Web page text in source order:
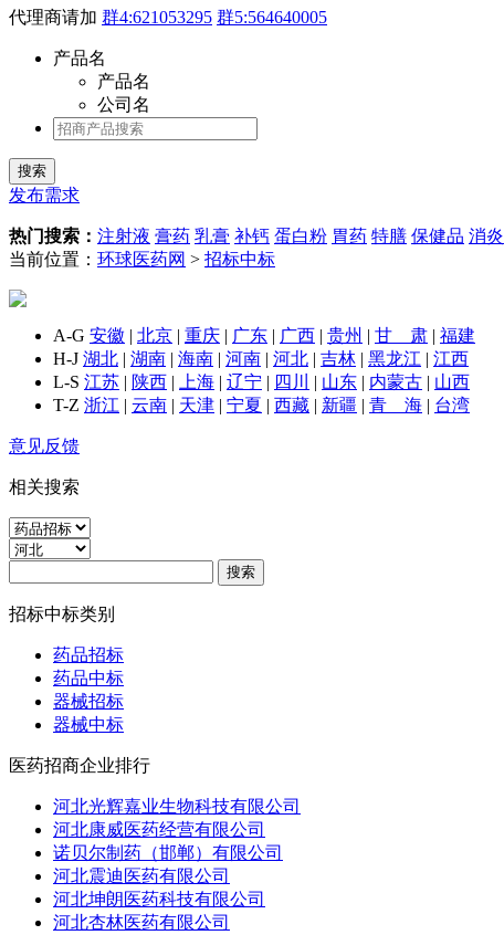
代理商请加 群4:621053295 群5:564640005
产品名
产品名
公司名
发布需求
热门搜索： 注射液 膏药 乳膏 补钙 蛋白粉 胃药 特膳 保健品 消炎
当前位置： 环球医药网 > 招标中标
A-G 安徽 | 北京 | 重庆 | 广东 | 广西 | 贵州 | 甘 肃 | 福建
H-J 湖北 | 湖南 | 海南 | 河南 | 河北 | 吉林 | 黑龙江 | 江西
L-S 江苏 | 陕西 | 上海 | 辽宁 | 四川 | 山东 | 内蒙古 | 山西
T-Z 浙江 | 云南 | 天津 | 宁夏 | 西藏 | 新疆 | 青 海 | 台湾
意见反馈
相关搜索
招标中标类别
药品招标
药品中标
器械招标
器械中标
医药招商企业排行
河北光辉嘉业生物科技有限公司
河北康威医药经营有限公司
诺贝尔制药（邯郸）有限公司
河北震迪医药有限公司
河北坤朗医药科技有限公司
河北杏林医药有限公司